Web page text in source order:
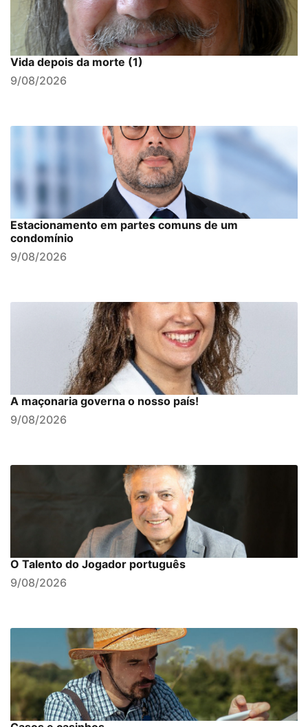
Vida depois da morte (1)
9/08/2026
Estacionamento em partes comuns de um
condomínio
9/08/2026
A maçonaria governa o nosso país!
9/08/2026
O Talento do Jogador português
9/08/2026